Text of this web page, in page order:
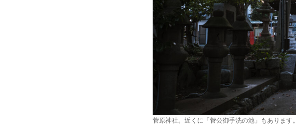
菅原神社。近くに「菅公御手洗の池」もあります。